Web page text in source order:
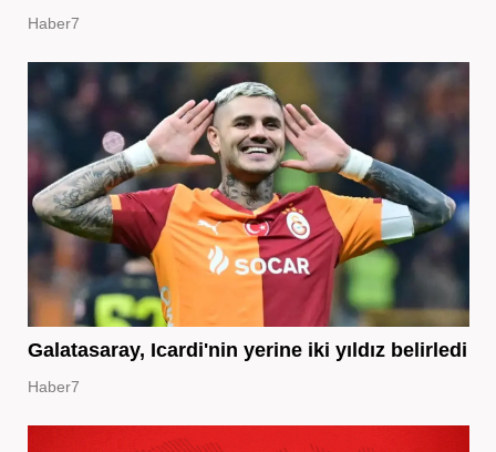
Haber7
Galatasaray, Icardi'nin yerine iki yıldız belirledi
Haber7